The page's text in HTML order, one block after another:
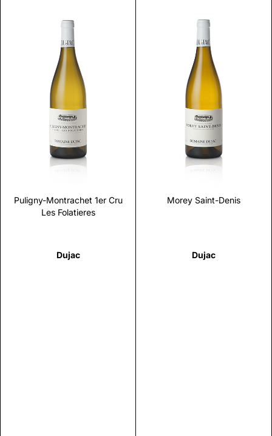
Puligny-Montrachet 1er Cru
Les Folatieres
Dujac
Scopri
Morey Saint-Denis
Dujac
Scopri